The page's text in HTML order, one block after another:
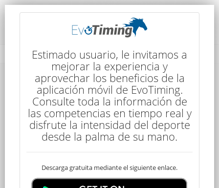
Rendimiento del Competidor
44
Wilson LAZAETA
Descalificado
Estimado usuario, le invitamos a
mejorar la experiencia y
aprovechar los beneficios de la
aplicación móvil de EvoTiming.
Consulte toda la información de
las competencias en tiempo real y
disfrute la intensidad del deporte
desde la palma de su mano.
Descarga gratuita mediante el siguiente enlace.